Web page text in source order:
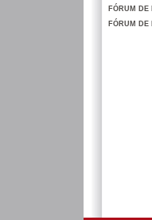
FÓRUM DE
FÓRUM DE